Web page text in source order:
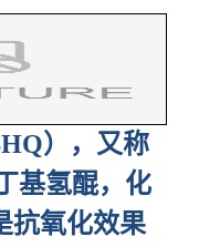
），又称
基氢醌，化
抗氧化效果